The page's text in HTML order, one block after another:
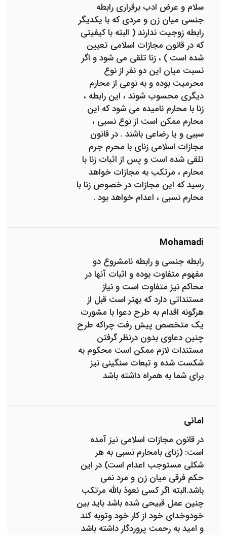
سلام و عرض ادب برقراری رابطه
جنسی میان زن و مردی که با یکدیگر
رابطه زوجیت ندارند ( البته با کیفیتی
که در قانون مجازات اسلامی تعیین
شده است ) ، زنا تلقی می شود و اگر
نسبت میان این دو نفر از نوع
محرمیت بوده و به نوعی از محارم
دیگری محسوب شوند ، این رابطه ،
زنا با محارم نامیده می شود که این
محارم ممکن است از نوع نسبی ،
سببی و یا رضاعی باشند . در قانون
مجازات اسلامی زنای با محرم جرم
تلقی شده است و پس از اثبات زنا با
محارم ، مرتکب به مجازات خواهد
رسید که این مجازات در خصوص زنا با
محارم نسبی ، اعدام خواهد بود .
Mohamadi
رابطه جنسی و رابطه نامشروع دو
مفهوم متفاوت بوده و اثبات آنها در
محاکم نیز متفاوت است و نیاز
مستنداتی دارد که بهتر است قبل از
هرگونه اقدام به طرح دعوا با مشورت
یک متخصص پیش رفت چراکه طرح
چنین دعاوی بدون درنظر گرفتن
مستندات لازم ممکن است محکوم به
شکست شده و تبعات سنگینی نیز
برای شما به همراه داشته باشد
امانی
در قانون مجازات اسلامی نیز آمده
است: (زنای بامحارم نسبی به هر
شکلی مستوجب اعدام است) در این
حکم فرقی میان زن و مرد نمی
باشد.البته اگر کسی نعوذ بالله مرتکب
چنین عمل قبیحی شده باشد باید بین
خودوخدای خود از کار خود وتوبه کند
و امید به رحمت پروردگار داشته باشد